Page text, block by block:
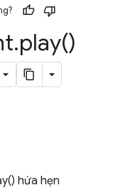
.play()
hứa hẹn